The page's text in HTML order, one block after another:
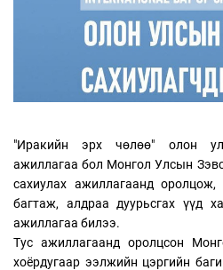
"Иракийн эрх чөлөө" олон
ажиллагаа бол Монгол Улсын
сахиулах ажиллагаанд
багтаж, алдраа дуурьсгах үүд
ажиллагаа билээ.
Тус ажиллагаанд оролцсон
хоёрдугаар ээлжийн цэргийн